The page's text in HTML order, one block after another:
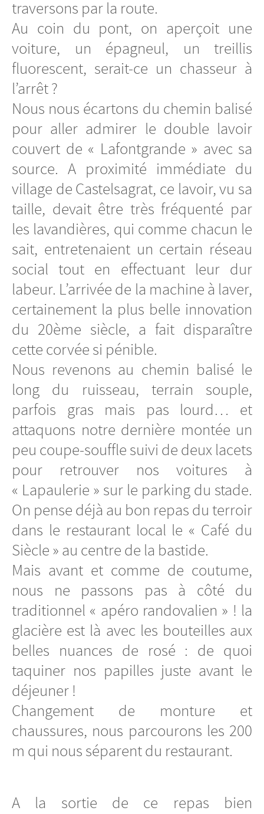
traversons par la route.
Au coin du pont, on aperçoit une
voiture, un épagneul, un treillis
fluorescent, serait-ce un chasseur à
l’arrêt ?
Nous nous écartons du chemin balisé
pour aller admirer le double lavoir
couvert de « Lafontgrande » avec sa
source. A proximité immédiate du
village de Castelsagrat, ce lavoir, vu sa
taille, devait être très fréquenté par
les lavandières, qui comme chacun le
sait, entretenaient un certain réseau
social tout en effectuant leur dur
labeur. L’arrivée de la machine à laver,
certainement la plus belle innovation
du 20ème siècle, a fait disparaître
cette corvée si pénible.
Nous revenons au chemin balisé le
long du ruisseau, terrain souple,
parfois gras mais pas lourd… et
attaquons notre dernière montée un
peu coupe-souffle suivi de deux lacets
pour retrouver nos voitures à
« Lapaulerie » sur le parking du stade.
On pense déjà au bon repas du terroir
dans le restaurant local le « Café du
Siècle » au centre de la bastide.
Mais avant et comme de coutume,
nous ne passons pas à côté du
traditionnel « apéro randovalien » ! la
glacière est là avec les bouteilles aux
belles nuances de rosé : de quoi
taquiner nos papilles juste avant le
déjeuner !
Changement de monture et
chaussures, nous parcourons les 200
m qui nous séparent du restaurant.
A la sortie de ce repas bien